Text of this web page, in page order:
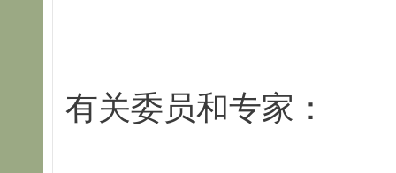
有关委员和专家：